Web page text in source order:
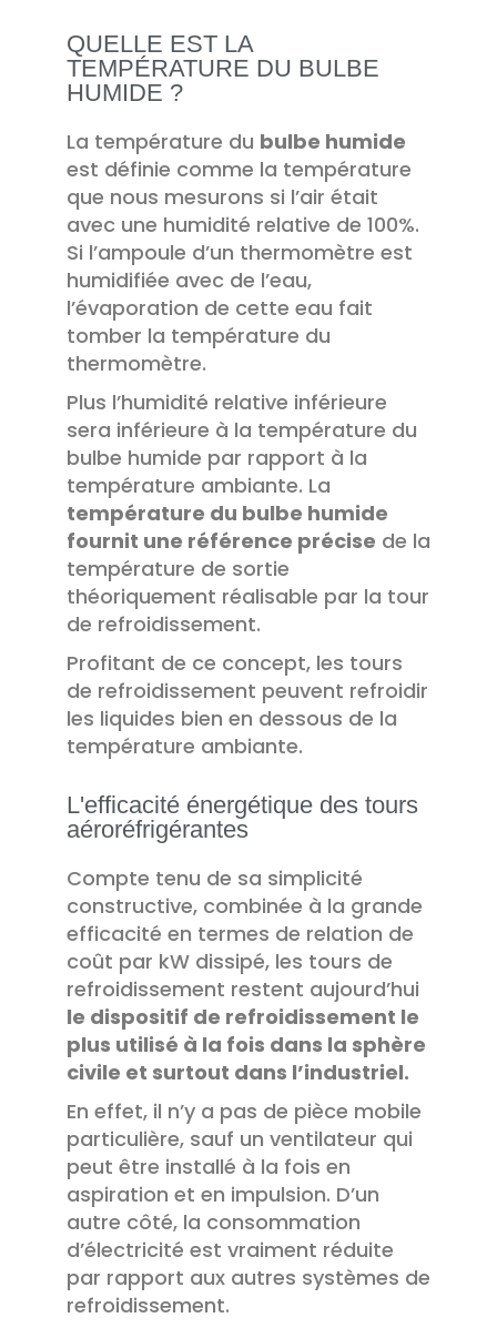
QUELLE EST LA
TEMPÉRATURE DU BULBE
HUMIDE ?
La température du bulbe humide
est définie comme la température
que nous mesurons si l’air était
avec une humidité relative de 100%.
Si l’ampoule d’un thermomètre est
humidifiée avec de l’eau,
l’évaporation de cette eau fait
tomber la température du
thermomètre.
Plus l’humidité relative inférieure
sera inférieure à la température du
bulbe humide par rapport à la
température ambiante. La
température du bulbe humide
fournit une référence précise de la
température de sortie
théoriquement réalisable par la tour
de refroidissement.
Profitant de ce concept, les tours
de refroidissement peuvent refroidir
les liquides bien en dessous de la
température ambiante.
L'efficacité énergétique des tours
aéroréfrigérantes
Compte tenu de sa simplicité
constructive, combinée à la grande
efficacité en termes de relation de
coût par kW dissipé, les tours de
refroidissement restent aujourd’hui
le dispositif de refroidissement le
plus utilisé à la fois dans la sphère
civile et surtout dans l’industriel.
En effet, il n’y a pas de pièce mobile
particulière, sauf un ventilateur qui
peut être installé à la fois en
aspiration et en impulsion. D’un
autre côté, la consommation
d’électricité est vraiment réduite
par rapport aux autres systèmes de
refroidissement.